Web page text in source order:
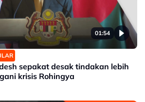
01:54
sepakat desak tindakan lebih
krisis Rohingya